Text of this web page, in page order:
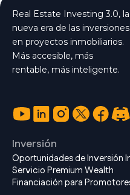
Real Estate Investing 3.0, la
nueva era de las inversiones
en proyectos inmobiliarios.
Más accesible, más
rentable, más inteligente.
Inversión
Oportunidades de Inversión
Servicio Premium Wealth
Financiación para